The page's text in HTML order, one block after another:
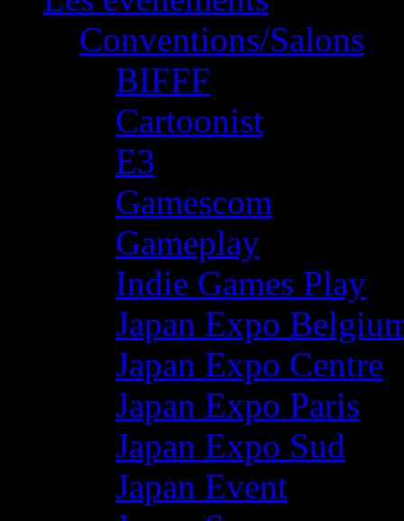
Conventions/Salons
BIFFF
Cartoonist
E3
Gamescom
Gameplay
Indie Games Play
Japan Expo
Japan Expo Centre
Japan Expo Paris
Japan Expo Sud
Japan Event